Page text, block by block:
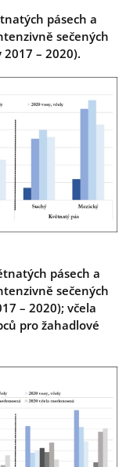
pásech a
sečených
– 2020).
pásech a
sečených
– 2020); včela
pro žahadlové